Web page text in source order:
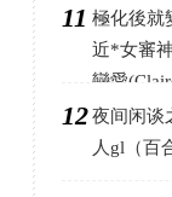
11 極化後就
近*女審
戀愛
12夜间闲谈
人gl（百